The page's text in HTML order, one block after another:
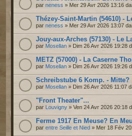
par neness » Mer 29 Avr 2026 13:16
Thézey-Saint-Martin (54610) -
par neness » Mer 29 Avr 2026 13:07
Jouy-aux-Arches (57130) - Le
par Mosellan » Dim 26 Avr 2026 19:28
METZ (57000) - La Caserne
par Mosellan » Dim 26 Avr 2026 19:26
Schreibstube 6 Komp. - Mitte?
par Mosellan » Dim 26 Avr 2026 11:07
"Front Theater"...
par Louvigny » Ven 24 Avr 2026 20:18
Ferme 1917 En Meuse? En
par entre Seille et Nied » Mer 18 Fév